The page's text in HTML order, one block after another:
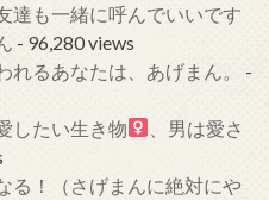
達も一緒に呼んでいいです
- 96,280 views
れるあなたは、あげまん。
-
したい生き物
、男は愛さ
！（さげまんに絶対にや